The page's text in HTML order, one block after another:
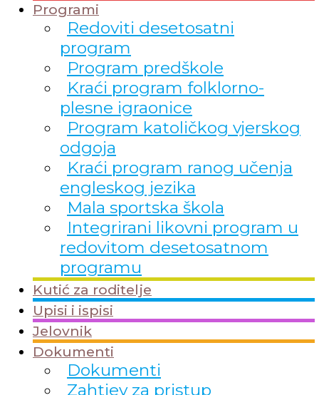
Programi
Redoviti desetosatni
program
Program predškole
Kraći program folklorno-
plesne igraonice
Program katoličkog vjerskog
odgoja
Kraći program ranog učenja
engleskog jezika
Mala sportska škola
Integrirani likovni program u
redovitom desetosatnom
programu
Kutić za roditelje
Upisi i ispisi
Jelovnik
Dokumenti
Dokumenti
Zahtjev za pristup